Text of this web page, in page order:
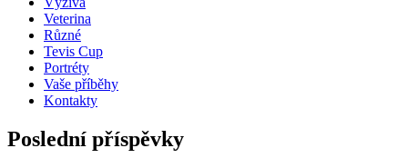
Veterina
Různé
Tevis Cup
Portréty
Vaše příběhy
Kontakty
Poslední příspěvky